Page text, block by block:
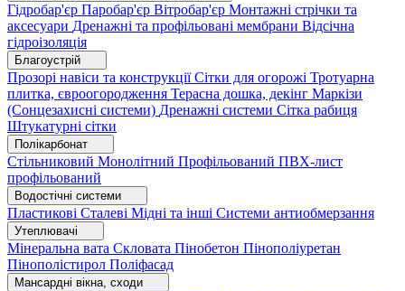
Гідробар'єр Паробар'єр Вітробар'єр Монтажні стрічки та
аксесуари Дренажні та профільовані мембрани Відсічна
гідроізоляція
Благоустрій
Прозорі навіси та конструкціїСітки для огорожі Тротуарна
плитка, євроогородження Терасна дошка, декінг Маркізи
(Сонцезахисні системи) Дренажні системи Сітка рабиця
Штукатурні сітки
Полікарбонат
Стільниковий Монолітний Профільований ПВХ-лист
профільований
Водостічні системи
Пластикові Сталеві Мідні та інші Системи антиобмерзання
Утеплювачі
Мінеральна вата Скловата Пінобетон Пінополіуретан
Пінополістирол Поліфасад
Мансардні вікна, сходи